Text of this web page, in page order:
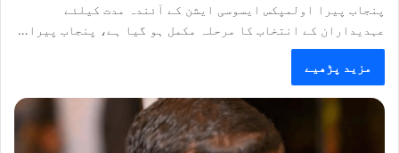
پنجاب پیرا اولمپکس ایسوسی ایشن کے آئندہ مدت کیلئے
عہدیداران کے انتخاب کا مرحلہ مکمل ہو گیا ہے، پنجاب پیرا…
مزید پڑھیے